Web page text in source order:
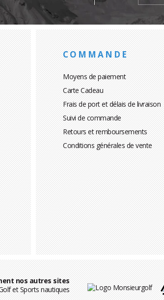
COMMANDE
Moyens de paiement
Carte Cadeau
Frais de port et délais de livraison
Suivi de commande
Retours et remboursements
Conditions générales de vente
nos autres sites
et Sports nautiques